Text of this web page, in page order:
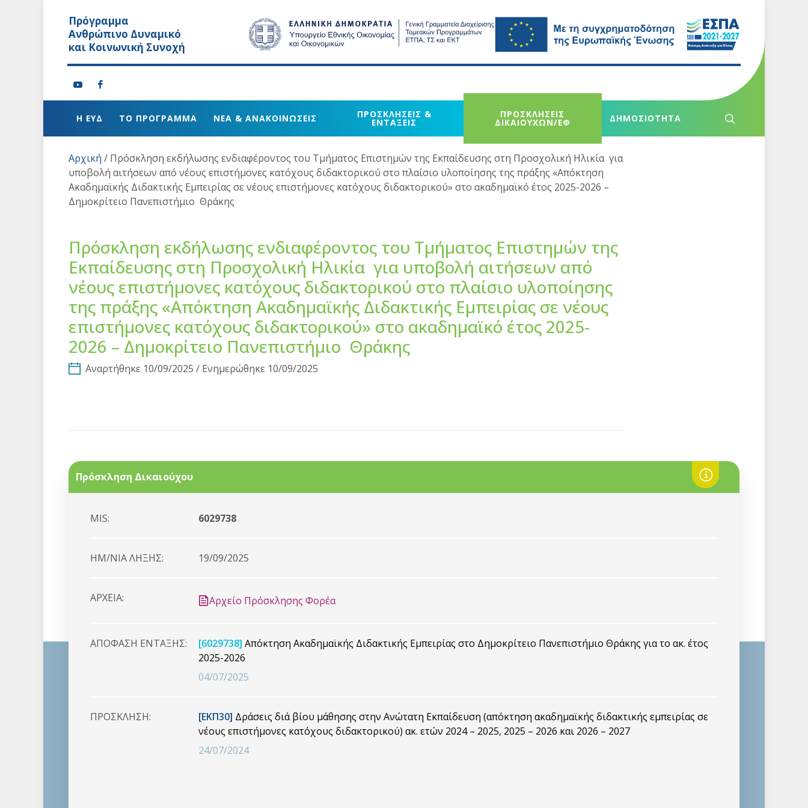
Πρόγραμμα
Ανθρώπινο Δυναμικό
και Κοινωνική Συνοχή
Η ΕΥΔ ΤΟ ΠΡΟΓΡΑΜΜΑ ΝΕΑ & ΑΝΑΚΟΙΝΩΣΕΙΣ ΠΡΟΣΚΛΗΣΕΙΣ &
ΕΝΤΑΞΕΙΣ
ΠΡΟΣΚΛΗΣΕΙΣ
ΔΙΚΑΙΟΥΧΩΝ/ΕΦ ΔΗΜΟΣΙΟΤΗΤΑ
Αρχική / Πρόσκληση εκδήλωσης ενδιαφέροντος του Τμήματος Επιστημών της Εκπαίδευσης στη Προσχολική Ηλικία για
υποβολή αιτήσεων από νέους επιστήμονες κατόχους διδακτορικού στο πλαίσιο υλοποίησης της πράξης «Απόκτηση
Ακαδημαϊκής Διδακτικής Εμπειρίας σε νέους επιστήμονες κατόχους διδακτορικού» στο ακαδημαϊκό έτος 2025-2026 –
Δημοκρίτειο Πανεπιστήμιο Θράκης
Πρόσκληση εκδήλωσης ενδιαφέροντος του Τμήματος Επιστημών της
Εκπαίδευσης στη Προσχολική Ηλικία για υποβολή αιτήσεων από
νέους επιστήμονες κατόχους διδακτορικού στο πλαίσιο υλοποίησης
της πράξης «Απόκτηση Ακαδημαϊκής Διδακτικής Εμπειρίας σε νέους
επιστήμονες κατόχους διδακτορικού» στο ακαδημαϊκό έτος 2025-
2026 – Δημοκρίτειο Πανεπιστήμιο Θράκης
Αναρτήθηκε 10/09/2025 / Ενημερώθηκε 10/09/2025
Πρόσκληση Δικαιούχου
MIS: 6029738
HM/NIA ΛΗΞΗΣ: 19/09/2025
ΑΡΧΕΙΑ: Αρχείο Πρόσκλησης Φορέα
ΑΠΟΦΑΣΗ ΕΝΤΑΞΗΣ: [6029738] Απόκτηση Ακαδημαϊκής Διδακτικής Εμπειρίας στο Δημοκρίτειο Πανεπιστήμιο Θράκης για το ακ. έτος
2025-2026
04/07/2025
ΠΡΟΣΚΛΗΣΗ: [ΕΚΠ30] Δράσεις διά βίου μάθησης στην Ανώτατη Εκπαίδευση (απόκτηση ακαδημαϊκής διδακτικής εμπειρίας σε
νέους επιστήμονες κατόχους διδακτορικού) ακ. ετών 2024 – 2025, 2025 – 2026 και 2026 – 2027
24/07/2024